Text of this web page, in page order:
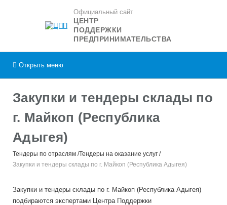
Официальный сайт
ЦЕНТР
ПОДДЕРЖКИ
ПРЕДПРИНИМАТЕЛЬСТВА
Открыть меню
Закупки и тендеры склады по
г. Майкоп (Республика
Адыгея)
Тендеры по отраслям Тендеры на оказание услуг
Закупки и тендеры склады по г. Майкоп (Республика Адыгея)
Закупки и тендеры склады по г. Майкоп (Республика Адыгея)
подбираются экспертами Центра Поддержки